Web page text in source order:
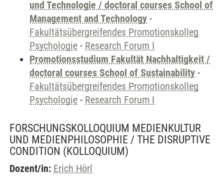
und Technologie / doctoral courses School of
Management and Technology -
Fakultätsübergreifendes Promotionskolleg
Psychologie - Research Forum I
Promotionsstudium Fakultät Nachhaltigkeit /
doctoral courses School of Sustainability -
Fakultätsübergreifendes Promotionskolleg
Psychologie - Research Forum I
FORSCHUNGSKOLLOQUIUM MEDIENKULTUR
UND MEDIENPHILOSOPHIE / THE DISRUPTIVE
CONDITION (KOLLOQUIUM)
Dozent/in: Erich Hörl